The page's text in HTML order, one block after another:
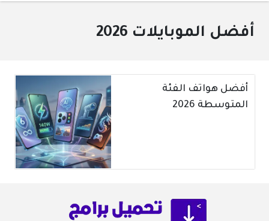
أفضل الموبايلات 2026
أفضل هواتف الفئة
المتوسطة 2026